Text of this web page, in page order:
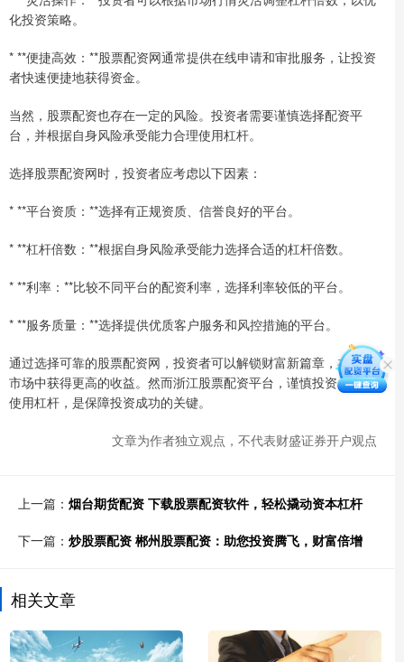
化投资策略。
* **便捷高效：**股票配资网通常提供在线申请和审批服务，让投资
者快速便捷地获得资金。
当然，股票配资也存在一定的风险。投资者需要谨慎选择配资平
台，并根据自身风险承受能力合理使用杠杆。
选择股票配资网时，投资者应考虑以下因素：
* **平台资质：**选择有正规资质、信誉良好的平台。
* **杠杆倍数：**根据自身风险承受能力选择合适的杠杆倍数。
* **利率：**比较不同平台的配资利率，选择利率较低的平台。
* **服务质量：**选择提供优质客户服务和风控措施的平台。
通过选择可靠的股票配资网，投资者可以解锁财富新篇章，在投资
市场中获得更高的收益。然而浙江股票配资平台，谨慎投资，合理
使用杠杆，是保障投资成功的关键。
文章为作者独立观点，不代表财盛证券开户观点
上一篇： 烟台期货配资 下载股票配资软件，轻松撬动资本杠杆
下一篇： 炒股票配资 郴州股票配资：助您投资腾飞，财富倍增
相关文章